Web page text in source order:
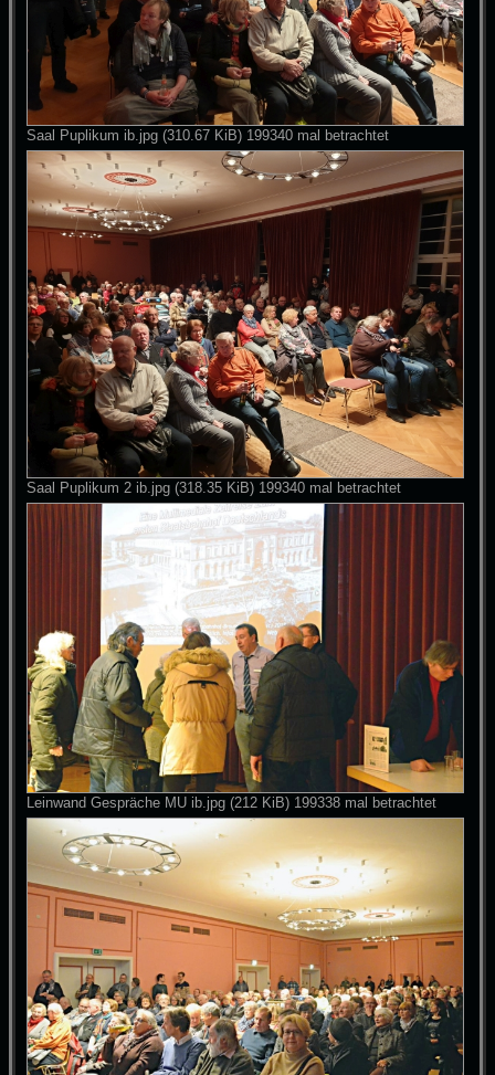
Saal Puplikum ib.jpg (310.67 KiB) 199340 mal betrachtet
Saal Puplikum 2 ib.jpg (318.35 KiB) 199340 mal betrachtet
Leinwand Gespräche MU ib.jpg (212 KiB) 199338 mal betrachtet